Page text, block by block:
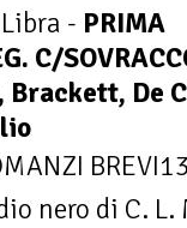
- PRIMA
C/
De
nero di C.